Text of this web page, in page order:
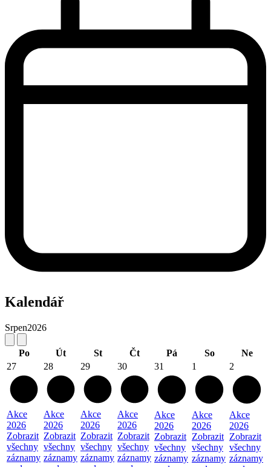
Kalendář
Srpen2026
Po Út St Čt Pá So
Ne
27
Akce
2026
Zobrazit
všechny
záznamy
28
Akce
2026
Zobrazit
všechny
záznamy
29
Akce
2026
Zobrazit
všechny
záznamy
30
Akce
2026
Zobrazit
všechny
záznamy
31
Akce
2026
Zobrazit
všechny
záznamy
1
Akce
2026
Zobrazit
všechny
záznamy
2
Akce
2026
Zobrazit
všechny
záznamy